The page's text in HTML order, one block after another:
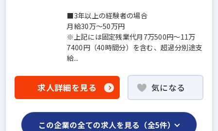
■3年以上の経験者の場合
月給30万～50万円
※上記には固定残業代月7万500円～11万
7400円（40時間分）を含む、超過分別途支
給...
求人詳細を見る 気になる
この企業の全ての求人を見る（全5件）